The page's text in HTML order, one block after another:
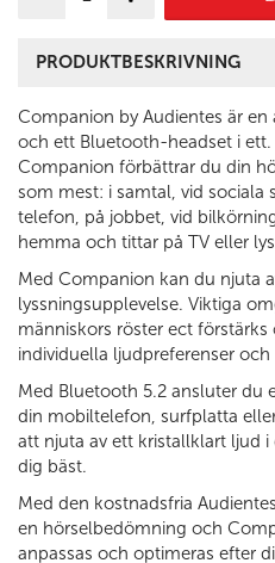
PRODUKTBESKRIVNING
Companion by Audientes är
och ett Bluetooth-headset i ett.
Companion förbättrar du din
som mest: i samtal, vid sociala
telefon, på jobbet, vid
hemma och tittar på TV eller
Med Companion kan du njuta
lyssningsupplevelse. Viktiga
människors röster ect förstärks
individuella ljudpreferenser och
Med Bluetooth 5.2 ansluter du
din mobiltelefon, surfplatta
att njuta av ett kristallklart ljud
dig bäst.
Med den kostnadsfria
en hörselbedömning och
anpassas och optimeras efter